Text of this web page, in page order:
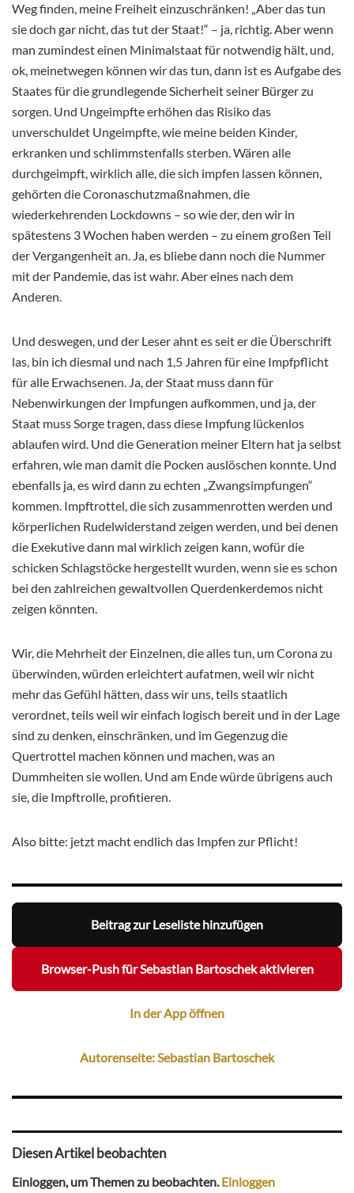
Weg finden, meine Freiheit einzuschränken! „Aber das tun
sie doch gar nicht, das tut der Staat!“ – ja, richtig. Aber wenn
man zumindest einen Minimalstaat für notwendig hält, und,
ok, meinetwegen können wir das tun, dann ist es Aufgabe des
Staates für die grundlegende Sicherheit seiner Bürger zu
sorgen. Und Ungeimpfte erhöhen das Risiko das
unverschuldet Ungeimpfte, wie meine beiden Kinder,
erkranken und schlimmstenfalls sterben. Wären alle
durchgeimpft, wirklich alle, die sich impfen lassen können,
gehörten die Coronaschutzmaßnahmen, die
wiederkehrenden Lockdowns – so wie der, den wir in
spätestens 3 Wochen haben werden – zu einem großen Teil
der Vergangenheit an. Ja, es bliebe dann noch die Nummer
mit der Pandemie, das ist wahr. Aber eines nach dem
Anderen.
Und deswegen, und der Leser ahnt es seit er die Überschrift
las, bin ich diesmal und nach 1,5 Jahren für eine Impfpflicht
für alle Erwachsenen. Ja, der Staat muss dann für
Nebenwirkungen der Impfungen aufkommen, und ja, der
Staat muss Sorge tragen, dass diese Impfung lückenlos
ablaufen wird. Und die Generation meiner Eltern hat ja selbst
erfahren, wie man damit die Pocken auslöschen konnte. Und
ebenfalls ja, es wird dann zu echten „Zwangsimpfungen“
kommen. Impftrottel, die sich zusammenrotten werden und
körperlichen Rudelwiderstand zeigen werden, und bei denen
die Exekutive dann mal wirklich zeigen kann, wofür die
schicken Schlagstöcke hergestellt wurden, wenn sie es schon
bei den zahlreichen gewaltvollen Querdenkerdemos nicht
zeigen könnten.
Wir, die Mehrheit der Einzelnen, die alles tun, um Corona zu
überwinden, würden erleichtert aufatmen, weil wir nicht
mehr das Gefühl hätten, dass wir uns, teils staatlich
verordnet, teils weil wir einfach logisch bereit und in der Lage
sind zu denken, einschränken, und im Gegenzug die
Quertrottel machen können und machen, was an
Dummheiten sie wollen. Und am Ende würde übrigens auch
sie, die Impftrolle, profitieren.
Also bitte: jetzt macht endlich das Impfen zur Pflicht!
Beitrag zur Leseliste hinzufügen
Browser-Push für Sebastian Bartoschek aktivieren
In der App öffnen
Autorenseite: Sebastian Bartoschek
Diesen Artikel beobachten
Einloggen, um Themen zu beobachten. Einloggen